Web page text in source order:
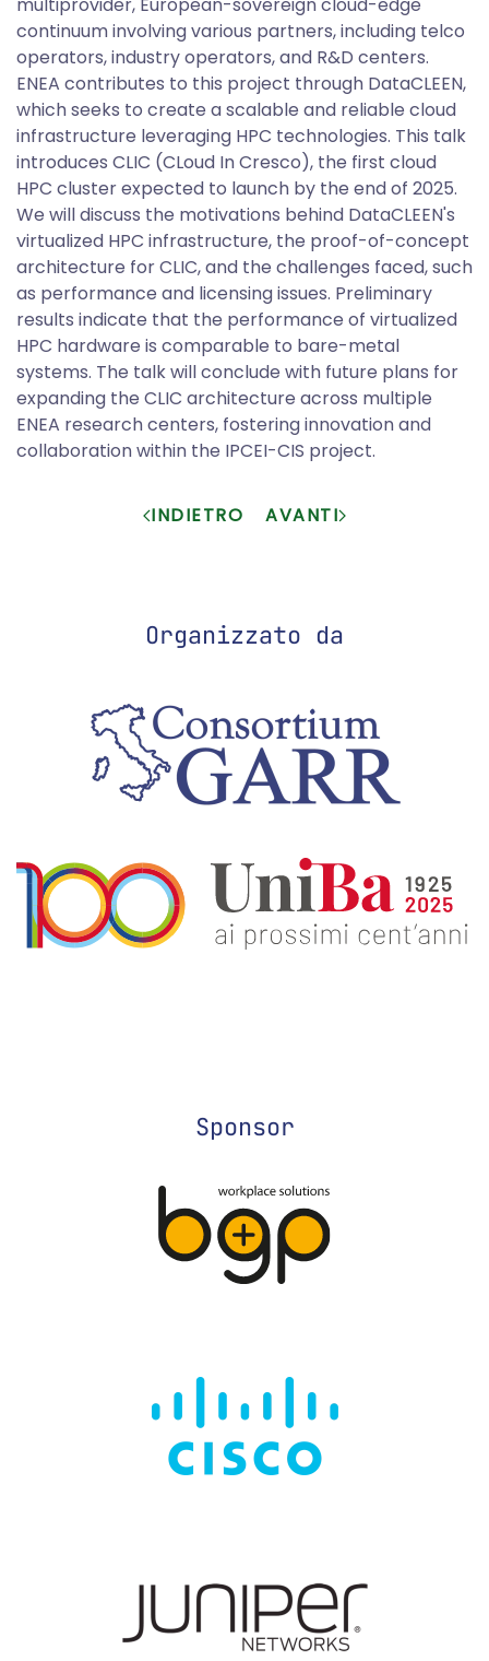
continuum involving various partners, including telco
operators, industry operators, and R&D centers.
ENEA contributes to this project through DataCLEEN,
which seeks to create a scalable and reliable cloud
infrastructure leveraging HPC technologies. This talk
introduces CLIC (CLoud In Cresco), the first cloud
HPC cluster expected to launch by the end of 2025.
We will discuss the motivations behind DataCLEEN's
virtualized HPC infrastructure, the proof-of-concept
architecture for CLIC, and the challenges faced, such
as performance and licensing issues. Preliminary
results indicate that the performance of virtualized
HPC hardware is comparable to bare-metal
systems. The talk will conclude with future plans for
expanding the CLIC architecture across multiple
ENEA research centers, fostering innovation and
collaboration within the IPCEI-CIS project.
INDIETRO AVANTI
Organizzato da
Sponsor